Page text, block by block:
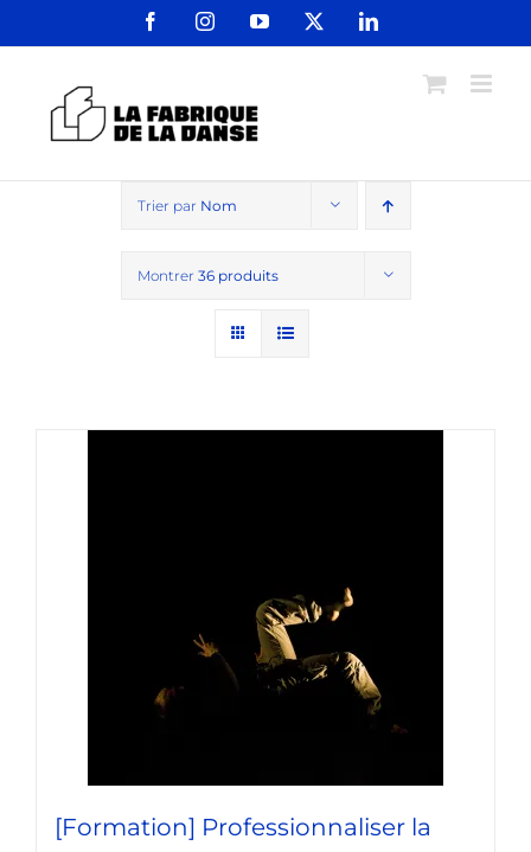
FacebookInstagramYouTube LinkedIn
Trier par Nom
Montrer 36 produits
[Formation] Professionnaliser la